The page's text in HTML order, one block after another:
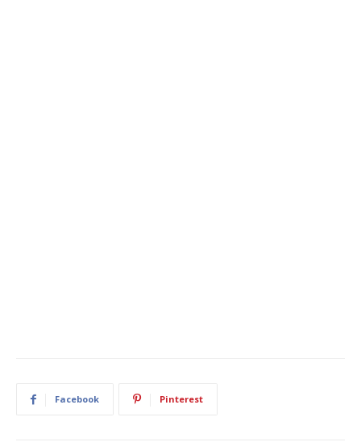
Facebook Pinterest